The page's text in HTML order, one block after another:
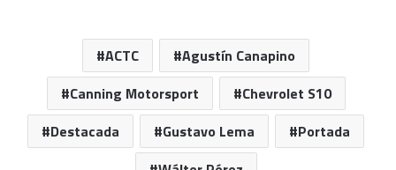
ACTC
Agustín Canapino
Canning Motorsport
Chevrolet S10
Destacada
Gustavo Lema
Portada